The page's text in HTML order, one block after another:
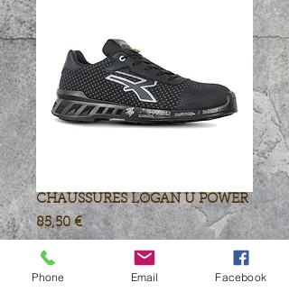
CHAUSSURES LOGAN U POWER
85,50 €Prix
Quantité
Phone Email Facebook